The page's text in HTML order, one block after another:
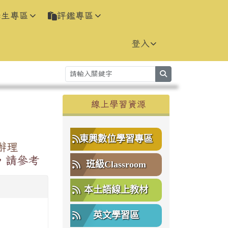
專區 評鑑專區
登入
理
請參考
右邊區域內容
線上學習資源
東興數位學習專區
班級Classroom
本土語線上教材
英文學習區